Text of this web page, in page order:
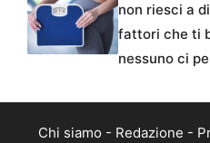
non riesci a
fattori che ti
nessuno ci
Chi siamo - Redazione -